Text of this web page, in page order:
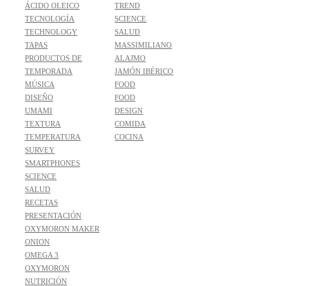
ÁCIDO OLEICO
TECNOLOGÍA
TECHNOLOGY
TAPAS
PRODUCTOS DE
TEMPORADA
MÚSICA
DISEÑO
UMAMI
TEXTURA
TEMPERATURA
SURVEY
SMARTPHONES
SCIENCE
SALUD
RECETAS
PRESENTACIÓN
OXYMORON MAKER
ONION
OMEGA 3
OXYMORON
NUTRICIÓN
TREND
SCIENCE
SALUD
MASSIMILIANO
ALAJMO
JAMÓN IBÉRICO
FOOD
FOOD
DESIGN
COMIDA
COCINA